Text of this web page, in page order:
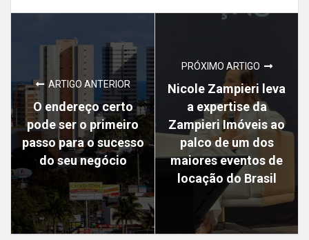
ARTIGO ANTERIOR
O endereço certo
pode ser o primeiro
passo para o sucesso
do seu negócio
PRÓXIMO ARTIGO
Nicole Zampieri leva
a expertise da
Zampieri Imóveis ao
palco de um dos
maiores eventos de
locação do Brasil